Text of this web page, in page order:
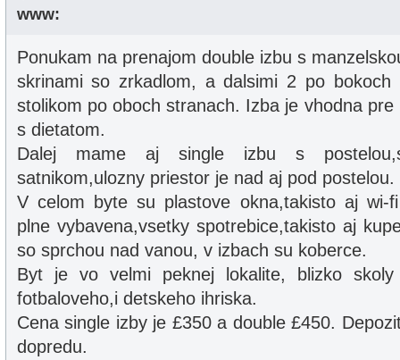
www:
Ponukam na prenajom double izbu s
skrinami so zrkadlom, a dalsimi 2 po
stolikom po oboch stranach. Izba je vhodna
s dietatom.
Dalej mame aj single izbu s
satnikom,ulozny priestor je nad aj pod postelou.
V celom byte su plastove okna,takisto aj wi-
plne vybavena,vsetky spotrebice,takisto aj
so sprchou nad vanou, v izbach su koberce.
Byt je vo velmi peknej lokalite, blizko
fotbaloveho,i detskeho ihriska.
Cena single izby je £350 a double £450.
dopredu.